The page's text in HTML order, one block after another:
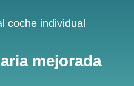
coche individual
mejorada